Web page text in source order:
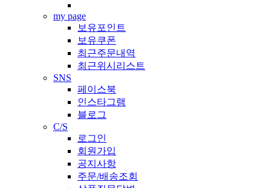
my page
보유포인트
보유쿠폰
최근주문내역
최근위시리스트
SNS
페이스북
인스타그램
블로그
C/S
로그인
회원가입
공지사항
주문/배송조회